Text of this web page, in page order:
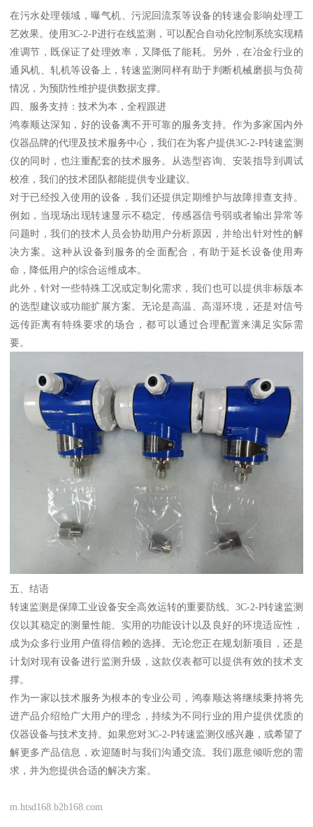
在污水处理领域，曝气机、污泥回流泵等设备的转速会影响处理工
艺效果。使用3C-2-P进行在线监测，可以配合自动化控制系统实现精
准调节，既保证了处理效率，又降低了能耗。另外，在冶金行业的
通风机、轧机等设备上，转速监测同样有助于判断机械磨损与负荷
情况，为预防性维护提供数据支撑。
四、服务支持：技术为本，全程跟进
鸿泰顺达深知，好的设备离不开可靠的服务支持。作为多家国内外
仪器品牌的代理及技术服务中心，我们在为客户提供3C-2-P转速监测
仪的同时，也注重配套的技术服务。从选型咨询、安装指导到调试
校准，我们的技术团队都能提供专业建议。
对于已经投入使用的设备，我们还提供定期维护与故障排查支持。
例如，当现场出现转速显示不稳定、传感器信号弱或者输出异常等
问题时，我们的技术人员会协助用户分析原因，并给出针对性的解
决方案。这种从设备到服务的全面配合，有助于延长设备使用寿
命，降低用户的综合运维成本。
此外，针对一些特殊工况或定制化需求，我们也可以提供非标版本
的选型建议或功能扩展方案。无论是高温、高湿环境，还是对信号
远传距离有特殊要求的场合，都可以通过合理配置来满足实际需
要。
五、结语
转速监测是保障工业设备安全高效运转的重要防线。3C-2-P转速监测
仪以其稳定的测量性能、实用的功能设计以及良好的环境适应性，
成为众多行业用户值得信赖的选择。无论您正在规划新项目，还是
计划对现有设备进行监测升级，这款仪表都可以提供有效的技术支
撑。
作为一家以技术服务为根本的专业公司，鸿泰顺达将继续秉持将先
进产品介绍给广大用户的理念，持续为不同行业的用户提供优质的
仪器设备与技术支持。如果您对3C-2-P转速监测仪感兴趣，或希望了
解更多产品信息，欢迎随时与我们沟通交流。我们愿意倾听您的需
求，并为您提供合适的解决方案。
m.htsd168.b2b168.com